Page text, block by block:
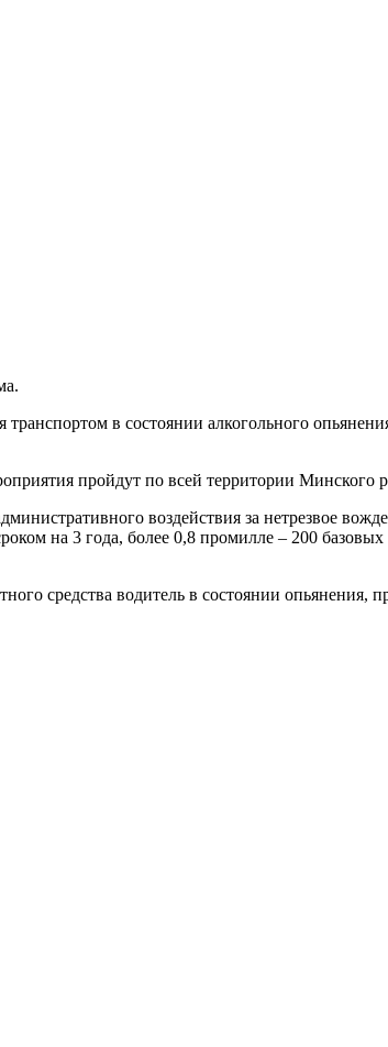
в состоянии алкогольного
пройдут по всей территории Минского
воздействия за нетрезвое
на 3 года, более 0,8 промилле – 200
средства водитель в состоянии опьянения,